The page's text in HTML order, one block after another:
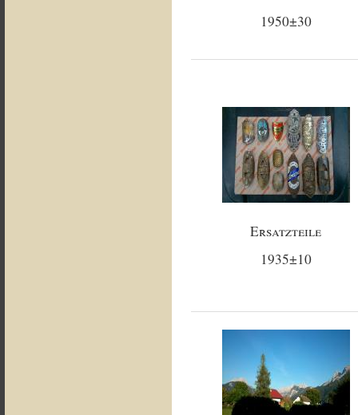
1950±30
Ersatzteile
1935±10